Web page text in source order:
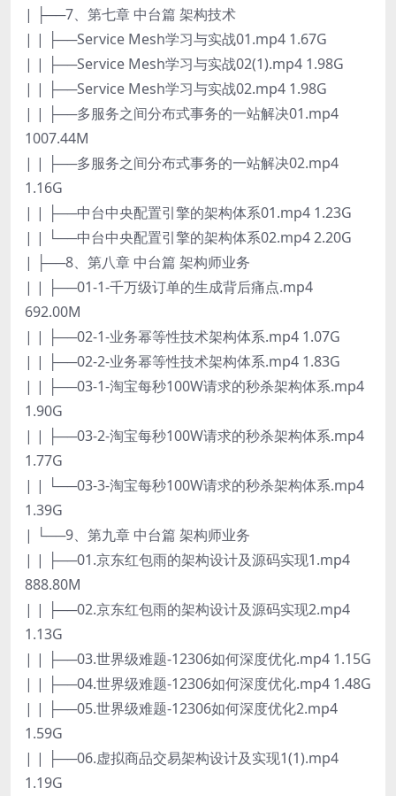
| ├──7、第七章 中台篇 架构技术
| | ├──Service Mesh学习与实战01.mp4 1.67G
| | ├──Service Mesh学习与实战02(1).mp4 1.98G
| | ├──Service Mesh学习与实战02.mp4 1.98G
| | ├──多服务之间分布式事务的一站解决01.mp4
1007.44M
| | ├──多服务之间分布式事务的一站解决02.mp4
1.16G
| | ├──中台中央配置引擎的架构体系01.mp4 1.23G
| | └──中台中央配置引擎的架构体系02.mp4 2.20G
| ├──8、第八章 中台篇 架构师业务
| | ├──01-1-千万级订单的生成背后痛点.mp4
692.00M
| | ├──02-1-业务幂等性技术架构体系.mp4 1.07G
| | ├──02-2-业务幂等性技术架构体系.mp4 1.83G
| | ├──03-1-淘宝每秒100W请求的秒杀架构体系.mp4
1.90G
| | ├──03-2-淘宝每秒100W请求的秒杀架构体系.mp4
1.77G
| | └──03-3-淘宝每秒100W请求的秒杀架构体系.mp4
1.39G
| └──9、第九章 中台篇 架构师业务
| | ├──01.京东红包雨的架构设计及源码实现1.mp4
888.80M
| | ├──02.京东红包雨的架构设计及源码实现2.mp4
1.13G
| | ├──03.世界级难题-12306如何深度优化.mp4 1.15G
| | ├──04.世界级难题-12306如何深度优化.mp4 1.48G
| | ├──05.世界级难题-12306如何深度优化2.mp4
1.59G
| | ├──06.虚拟商品交易架构设计及实现1(1).mp4
1.19G